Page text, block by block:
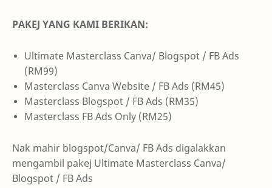
PAKEJ YANG KAMI BERIKAN:
Ultimate Masterclass Canva/ Blogspot / FB Ads
(RM99)
Masterclass Canva Website / FB Ads (RM45)
Masterclass Blogspot / FB Ads (RM35)
Masterclass FB Ads Only (RM25)
Nak mahir blogspot/Canva/ FB Ads digalakkan
mengambil pakej Ultimate Masterclass Canva/
Blogspot / FB Ads